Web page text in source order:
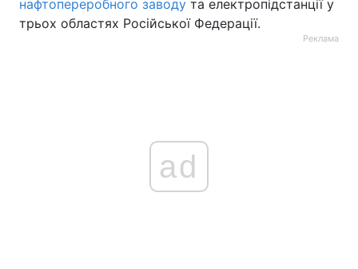
нафтопереробного заводу та електропідстанції у
трьох областях Російської Федерації.
Реклама
ad